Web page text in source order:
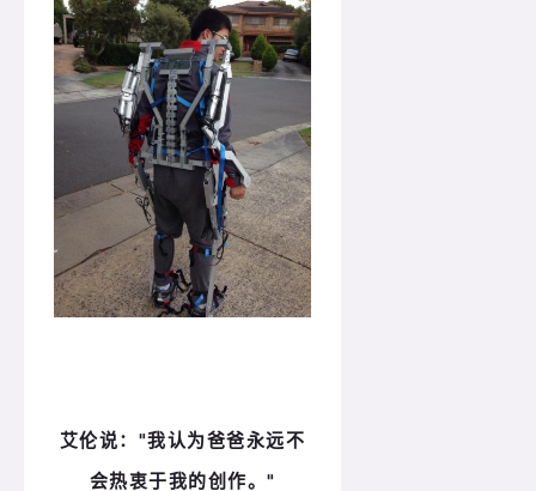
艾伦说： "我认为爸爸永远不
会热衷于我的创作。 "